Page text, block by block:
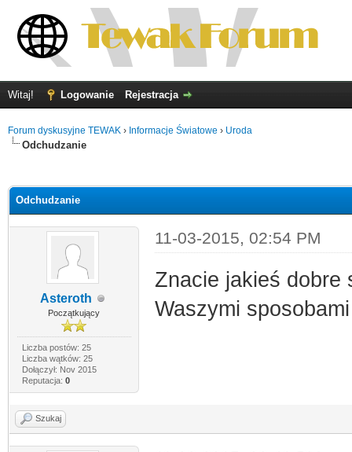
Witaj! Logowanie Rejestracja
Forum dyskusyjne TEWAK › Informacje Światowe › Uroda
Odchudzanie
Odchudzanie
Asteroth
Początkujący
Liczba postów: 25
Liczba wątków: 25
Dołączył: Nov 2015
Reputacja: 0
11-03-2015, 02:54 PM
Znacie jakieś dobre
Waszymi
Szukaj